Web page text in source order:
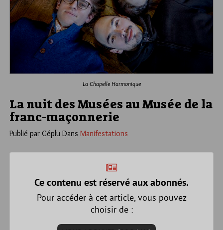
La Chapelle Harmonique
La nuit des Musées au Musée de la
franc-maçonnerie
Publié par Géplu Dans Manifestations
Ce contenu est réservé aux abonnés.
Pour accéder à cet article, vous pouvez
choisir de :